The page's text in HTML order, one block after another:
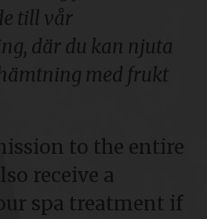
till vår
där du kan njuta
med frukt
to the entire
receive a
spa treatment if